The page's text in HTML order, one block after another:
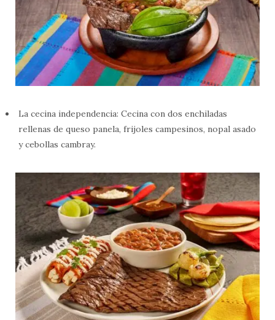
La cecina independencia: Cecina con dos enchiladas
rellenas de queso panela, frijoles campesinos, nopal asado
y cebollas cambray.